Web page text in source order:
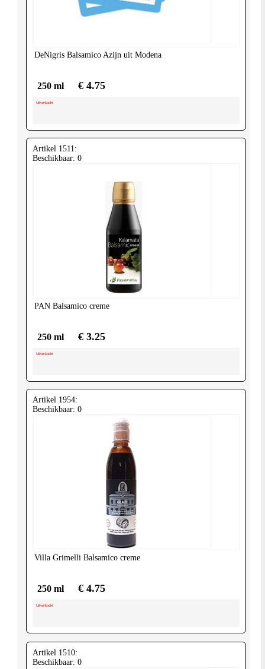
DeNigris Balsamico Azijn uit Modena
250 ml € 4.75
Uitverkocht
Artikel 1511:
Beschikbaar: 0
PAN Balsamico creme
250 ml € 3.25
Uitverkocht
Artikel 1954:
Beschikbaar: 0
Villa Grimelli Balsamico creme
250 ml € 4.75
Uitverkocht
Artikel 1510:
Beschikbaar: 0